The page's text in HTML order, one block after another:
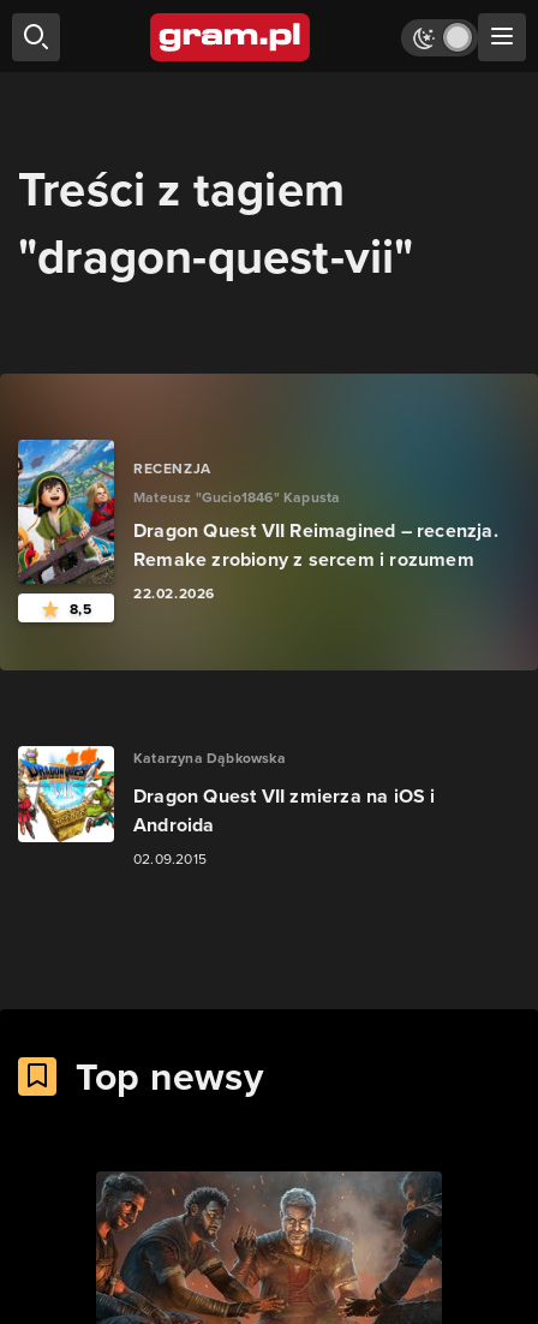
Treści z tagiem
"dragon-quest-vii"
8,5
RECENZJA
Mateusz "Gucio1846" Kapusta
Dragon Quest VII Reimagined – recenzja.
Remake zrobiony z sercem i rozumem
22.02.2026
Katarzyna Dąbkowska
Dragon Quest VII zmierza na iOS i
Androida
02.09.2015
Top newsy